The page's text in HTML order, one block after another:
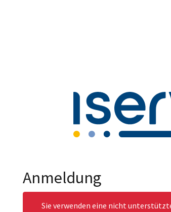
Anmeldung
Sie verwenden eine nicht